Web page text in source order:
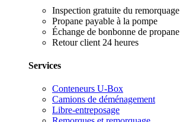
Inspection gratuite du remorquage
Propane payable à la pompe
Échange de bonbonne de propane
Retour client 24 heures
Services
Conteneurs U-Box
Camions de déménagement
Libre-entreposage